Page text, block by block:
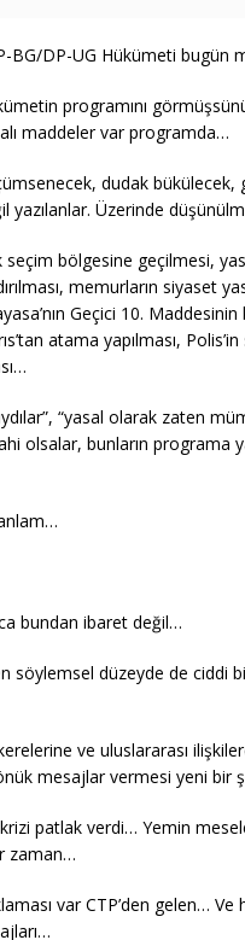
BG/DP-UG Hükümeti bugün
programını
maddeler var programda…
dudak
yazılanlar. Üzerinde
seçim bölgesine geçilmesi,
memurların siyaset
Geçici 10. Maddesinin
atama yapılması,
“yasal olarak zaten
olsalar, bunların programa
bundan ibaret değil…
söylemsel düzeyde de ciddi
ve uluslararası
mesajlar vermesi yeni bir
patlak verdi… Yemin
zaman…
var CTP’den gelen…